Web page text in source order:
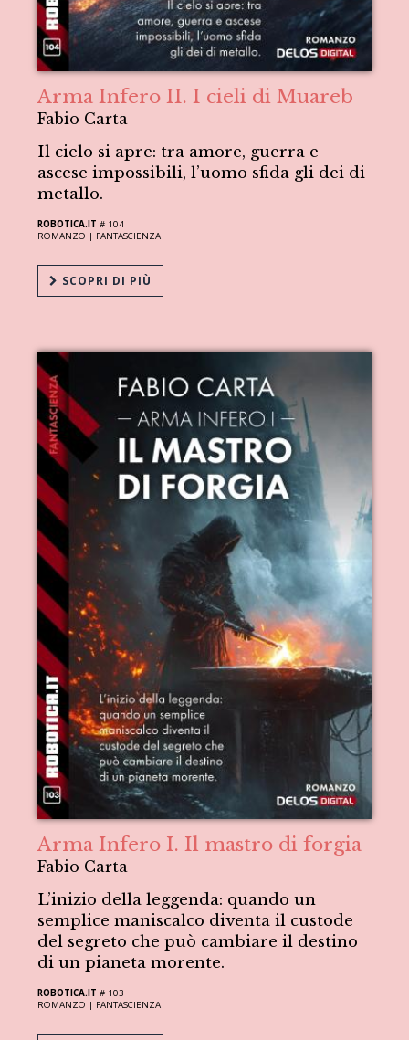
Arma Infero II. I cieli di Muareb
Fabio Carta
Il cielo si apre: tra amore, guerra e
ascese impossibili, l’uomo sfida gli dei di
metallo.
ROBOTICA.IT # 104
ROMANZO | FANTASCIENZA
SCOPRI DI PIÙ
Arma Infero I. Il mastro di forgia
Fabio Carta
L’inizio della leggenda: quando un
semplice maniscalco diventa il custode
del segreto che può cambiare il destino
di un pianeta morente.
ROBOTICA.IT # 103
ROMANZO | FANTASCIENZA